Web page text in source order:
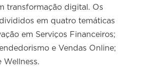
transformação digital. Os
em quatro temáticas
em Serviços Financeiros;
e Vendas Online;
Wellness.